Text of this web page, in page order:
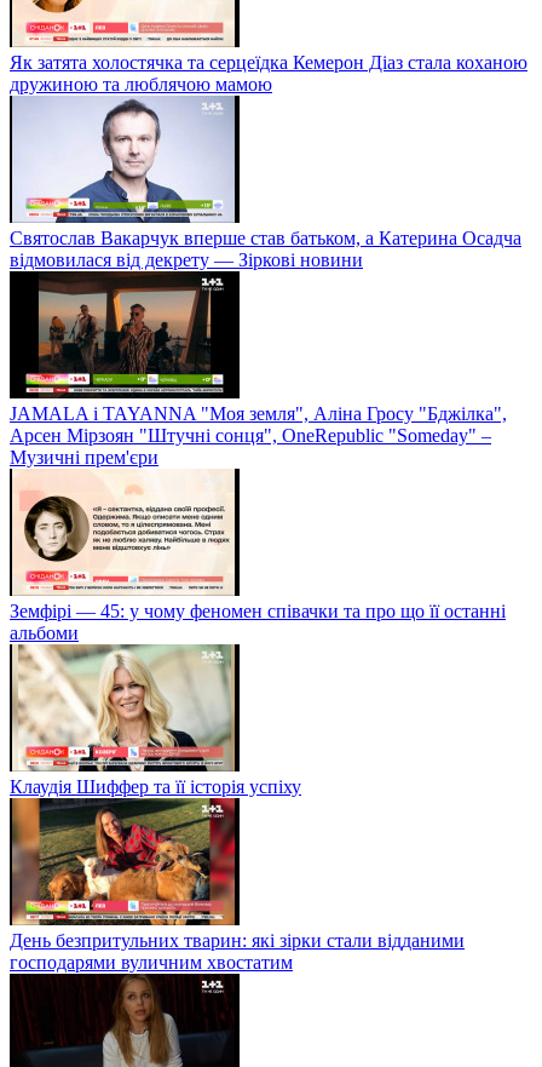
Як затята холостячка та серцеїдка Кемерон Діаз стала коханою
дружиною та люблячою мамою
Святослав Вакарчук вперше став батьком, а Катерина Осадча
відмовилася від декрету — Зіркові новини
JAMALA і TAYANNA "Моя земля", Аліна Гросу "Бджілка",
Арсен Мірзоян "Штучні сонця", OneRepublic "Someday" –
Музичні прем'єри
Земфірі — 45: у чому феномен співачки та про що її останні
альбоми
Клаудія Шиффер та її історія успіху
День безпритульних тварин: які зірки стали відданими
господарями вуличним хвостатим